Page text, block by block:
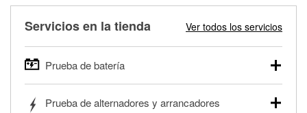
Servicios en la tienda Ver todos los servicios
Prueba de batería
autos, camionetas, SUVs, vehículos comerciales y
Prueba de alternadores y arrancadores